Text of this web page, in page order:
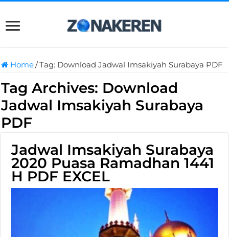
Home/Tag: Download Jadwal Imsakiyah Surabaya PDF
Tag Archives: Download
Jadwal Imsakiyah Surabaya
PDF
Jadwal Imsakiyah Surabaya
2020 Puasa Ramadhan 1441
H PDF EXCEL